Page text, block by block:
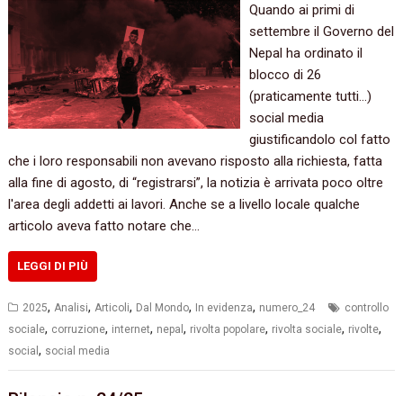
Quando ai primi di
settembre il Governo del
Nepal ha ordinato il
blocco di 26
(praticamente tutti…)
social media
giustificandolo col fatto
che i loro responsabili non avevano risposto alla richiesta, fatta
alla fine di agosto, di “registrarsi”, la notizia è arrivata poco oltre
l′area degli addetti ai lavori. Anche se a livello locale qualche
articolo aveva fatto notare che…
LEGGI DI PIÙ
2025, Analisi, Articoli, Dal Mondo, In evidenza, numero_24
controllo
sociale, corruzione, internet, nepal, rivolta popolare, rivolta sociale, rivolte,
social, social media